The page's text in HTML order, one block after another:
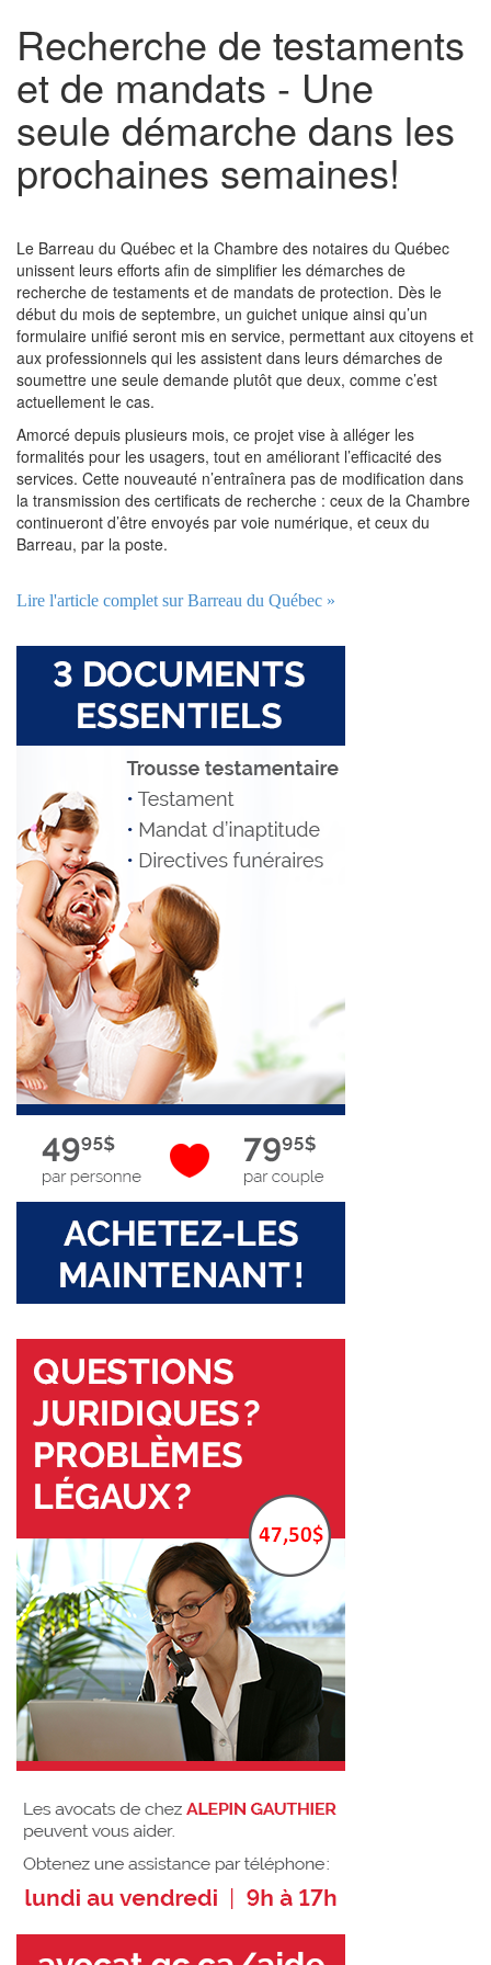
Recherche de testaments
et de mandats - Une
seule démarche dans les
prochaines semaines!
Le Barreau du Québec et la Chambre des notaires du Québec
unissent leurs efforts afin de simplifier les démarches de
recherche de testaments et de mandats de protection. Dès le
début du mois de septembre, un guichet unique ainsi qu’un
formulaire unifié seront mis en service, permettant aux citoyens et
aux professionnels qui les assistent dans leurs démarches de
soumettre une seule demande plutôt que deux, comme c’est
actuellement le cas.
Amorcé depuis plusieurs mois, ce projet vise à alléger les
formalités pour les usagers, tout en améliorant l’efficacité des
services. Cette nouveauté n’entraînera pas de modification dans
la transmission des certificats de recherche : ceux de la Chambre
continueront d’être envoyés par voie numérique, et ceux du
Barreau, par la poste.
Lire l'article complet sur Barreau du Québec »